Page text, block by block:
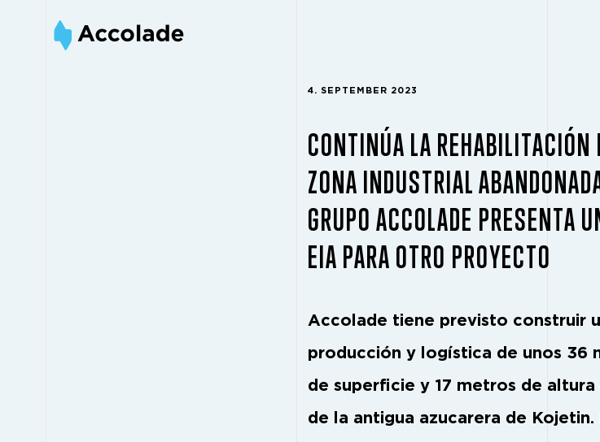
4. SEPTEMBER 2023
CONTINÚA LA
ZONA INDUSTRIAL
GRUPO ACCOLADE PRESENTA
EIA PARA OTRO PROYECTO
Accolade tiene previsto construir
producción y logística de unos 36
de superficie y 17 metros de
de la antigua azucarera de